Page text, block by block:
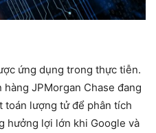
ứng dụng trong thực tiễn.
JPMorgan Chase đang
toán lượng tử để phân tích
hưởng lợi lớn khi Google và